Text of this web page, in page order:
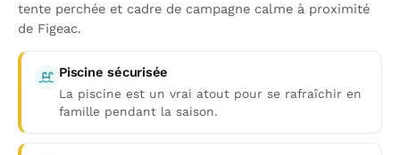
tente perchée et cadre de campagne calme à proximité
de Figeac.
Piscine sécurisée
La piscine est un vrai atout pour se rafraîchir en
famille pendant la saison.